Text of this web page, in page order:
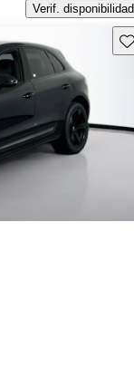
Verif. disponibilidad